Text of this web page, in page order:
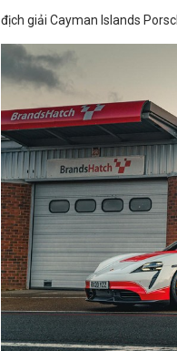
địch giải Cayman Islands